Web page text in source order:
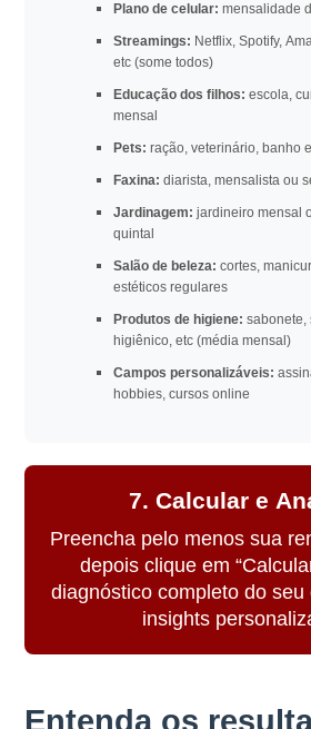
Plano de celular: mensalidade
Streamings: Netflix, Spotify,
etc (some todos)
Educação dos filhos: escola,
mensal
Pets: ração, veterinário, banho
Faxina: diarista, mensalista ou
Jardinagem: jardineiro mensal
quintal
Salão de beleza: cortes,
estéticos regulares
Produtos de higiene: sabonete,
higiênico, etc (média mensal)
Campos personalizáveis:
hobbies, cursos online
7. Calcular e
Preencha pelo menos sua
depois clique em
diagnóstico completo do
insights